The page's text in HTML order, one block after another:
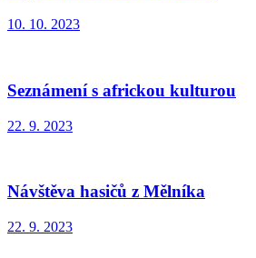
10. 10. 2023
Seznámení s africkou kulturou
22. 9. 2023
Návštěva hasičů z Mělníka
22. 9. 2023